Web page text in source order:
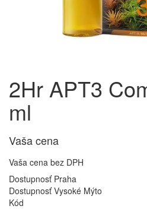
2Hr APT3
ml
Vaša cena
Vaša cena bez DPH
Dostupnosť Praha
Dostupnosť Vysoké Mýto
Kód